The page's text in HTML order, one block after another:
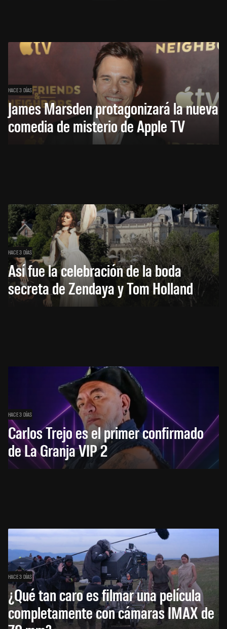
HACE 3 DÍAS
James Marsden protagonizará la nueva
comedia de misterio de Apple TV
HACE 3 DÍAS
Así fue la celebración de la boda
secreta de Zendaya y Tom Holland
HACE 3 DÍAS
Carlos Trejo es el primer confirmado
de La Granja VIP 2
HACE 3 DÍAS
¿Qué tan caro es filmar una película
completamente con cámaras IMAX de